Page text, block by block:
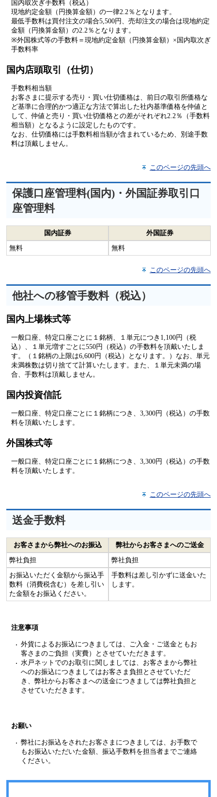
国内取次ぎ手数料（税込）
現地約定金額（円換算金額）の一律2.2％となります。
最低手数料は買付注文の場合5,500円、売却注文の場合は現地約定
金額（円換算金額）の2.2％となります。
※外国株式等の手数料＝現地約定金額（円換算金額）×国内取次ぎ
手数料率
国内店頭取引（仕切）
手数料相当額
お客さまに提示する売り・買い仕切価格は、前日の取引所価格な
ど基準に合理的かつ適正な方法で算出した社内基準価格を仲値と
して、仲値と売り・買い仕切価格との差がそれぞれ2.2％（手数料
相当額）となるように設定したものです。
なお、仕切価格には手数料相当額が含まれているため、別途手数
料は頂戴しません。
このページの先頭へ
保護口座管理料(国内)・外国証券取引口
座管理料
国内証券
外国証券
無料
無料
このページの先頭へ
他社への移管手数料（税込）
国内上場株式等
一般口座、特定口座ごとに１銘柄、１単元につき1,100円（税
込）、１単元増すごとに550円（税込）の手数料を頂戴いたしま
す。（１銘柄の上限は6,600円（税込）となります。）なお、単元
未満株数は切り捨てて計算いたします。また、１単元未満の場
合、手数料は頂戴しません。
国内投資信託
一般口座、特定口座ごとに１銘柄につき、3,300円（税込）の手数
料を頂戴いたします。
外国株式等
一般口座、特定口座ごとに１銘柄につき、3,300円（税込）の手数
料を頂戴いたします。
このページの先頭へ
送金手数料
お客さまから弊社へのお振込
弊社からお客さまへのご送金
弊社負担
弊社負担
お振込いただく金額から振込手
数料（消費税含む）を差し引い
た金額をお振込ください。
手数料は差し引かずに送金いた
します。
注意事項
外貨によるお振込につきましては、ご入金・ご送金ともお
客さまのご負担（実費）とさせていただきます。
水戸ネットでのお取引に関しましては、お客さまから弊社
へのお振込につきましてはお客さま負担とさせていただ
き、弊社からお客さまへの送金につきましては弊社負担と
させていただきます。
お願い
弊社にお振込をされたお客さまにつきましては、お手数で
もお振込いただいた金額、振込手数料を担当者までご連絡
ください。